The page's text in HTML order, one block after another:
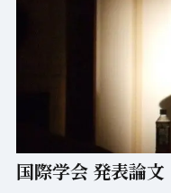
国際学会 発表論文